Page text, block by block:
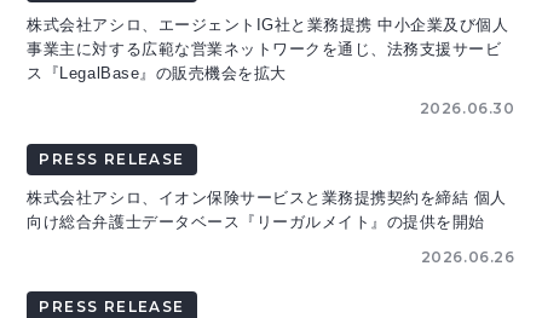
株式会社アシロ、エージェントIG社と業務提携 中小企業及び個人
事業主に対する広範な営業ネットワークを通じ、法務支援サービ
ス『LegalBase』の販売機会を拡大
2026.06.30
PRESS RELEASE
株式会社アシロ、イオン保険サービスと業務提携契約を締結 個人
向け総合弁護士データベース『リーガルメイト』の提供を開始
2026.06.26
PRESS RELEASE